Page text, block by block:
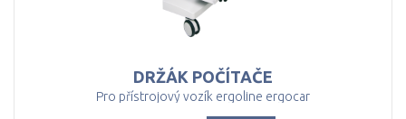
DRŽÁK POČÍTAČE
Pro přístrojový vozík ergoline ergocar